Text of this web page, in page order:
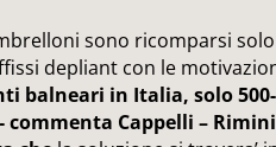
sono ricomparsi
depliant con le
balneari in Italia, solo
Cappelli –